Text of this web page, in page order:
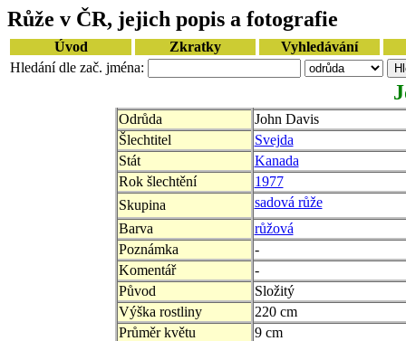
Růže v ČR, jejich popis a fotografie
Úvod Zkratky
Vyhledávání
Hledání dle zač. jména:
Odrůda
John Davis
Šlechtitel
Svejda
Stát
Kanada
Rok šlechtění
1977
Skupina
sadová růže
Barva
růžová
Poznámka
-
Komentář
-
Původ
Složitý
Výška rostliny
220 cm
Průměr květu
9 cm